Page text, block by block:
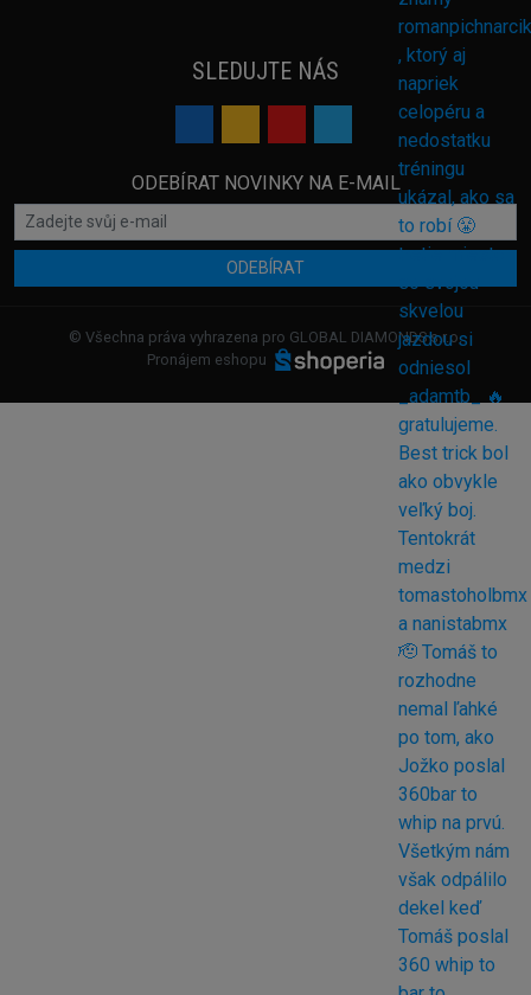
SLEDUJTE NÁS
ODEBÍRAT NOVINKY NA E-MAIL
ODEBÍRAT
© Všechna práva vyhrazena pro GLOBAL DIAMONDS s.r.o.
Pronájem eshopu